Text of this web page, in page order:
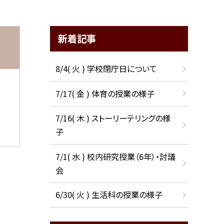
新着記事
8/4( 火 ) 学校閉庁日について
7/17( 金 ) 体育の授業の様子
7/16( 木 ) ストーリーテリングの様
子
7/1( 水 ) 校内研究授業（6年）・討議
会
6/30( 火 ) 生活科の授業の様子